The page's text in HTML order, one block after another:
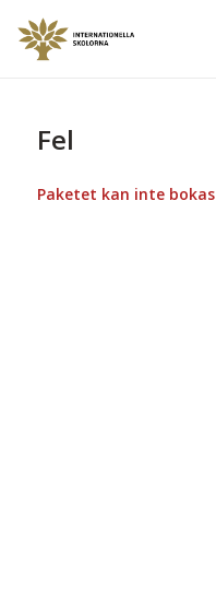
Fel
Paketet kan inte bokas